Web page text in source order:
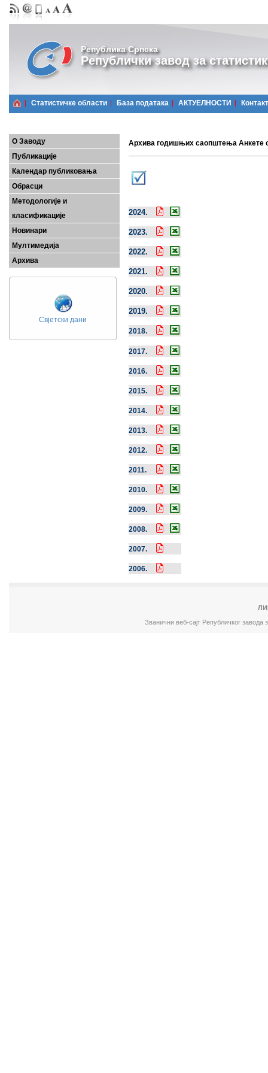
Република Српска
Републички завод за
Статистичке области Базa података АКТУЕЛНОСТИ Контакт
О Заводу
Публикације
Календар публиковања
Обрасци
Методологије и
класификације
Новинари
Мултимедија
Архива
Свјетски дани
Архива годишњих саопштења Анкете
2024.
2023.
2022.
2021.
2020.
2019.
2018.
2017.
2016.
2015.
2014.
2013.
2012.
2011.
2010.
2009.
2008.
2007.
2006.
Званични веб-сајт Републичког